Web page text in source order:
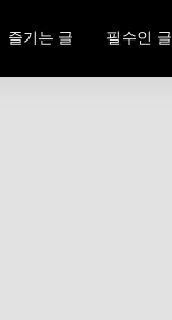
즐기는 글 필수인 글